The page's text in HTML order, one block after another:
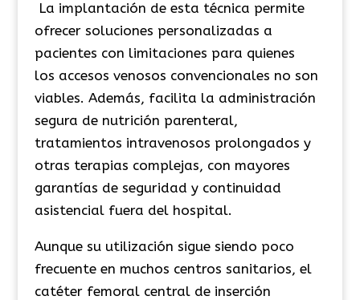
La implantación de esta técnica permite
ofrecer soluciones personalizadas a
pacientes con limitaciones para quienes
los accesos venosos convencionales no son
viables. Además, facilita la administración
segura de nutrición parenteral,
tratamientos intravenosos prolongados y
otras terapias complejas, con mayores
garantías de seguridad y continuidad
asistencial fuera del hospital.
Aunque su utilización sigue siendo poco
frecuente en muchos centros sanitarios, el
catéter femoral central de inserción